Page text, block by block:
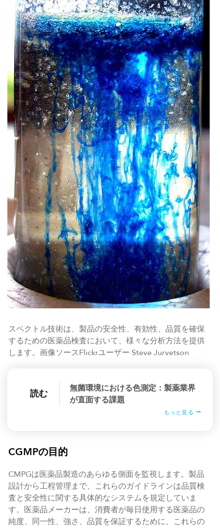
スペクトル技術は、製品の安全性、有効性、品質を確保
するための医薬品検査において、様々な分析方法を提供
します。画像ソースFlickrユーザー Steve Jurvetson
読む
無菌環境における色測定：製薬業界
が直面する課題
もっと見る
CGMPの目的
CMPGは医薬品製造のあらゆる側面を監視します。製品
設計から工程管理まで、これらのガイドラインは品質検
査と安全性に関する具体的なシステムを規定していま
す。医薬品メーカーは、消費者が毎日使用する医薬品の
純度、同一性、強さ、品質を保証するために、これらの